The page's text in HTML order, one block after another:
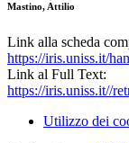
Mastino, Attilio
Link alla scheda
https://iris.uniss.it/
Link al Full Text:
https://iris.uniss.it//
Utilizzo dei